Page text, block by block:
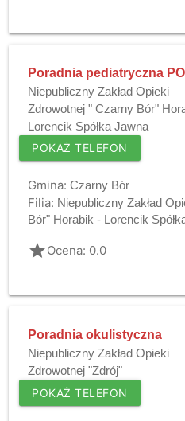
Poradnia pediatryczna
Niepubliczny Zakład Opieki
Zdrowotnej " Czarny Bór"
Lorencik Spółka Jawna
POKAŻ TELEFON
Gmina: Czarny Bór
Filia: Niepubliczny Zakład
Bór" Horabik - Lorencik
gradeOcena: 0.0
Poradnia okulistyczna
Niepubliczny Zakład Opieki
Zdrowotnej "Zdrój"
POKAŻ TELEFON